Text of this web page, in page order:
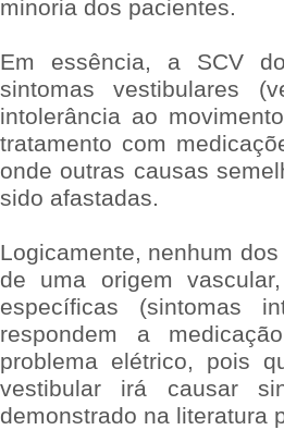
minoria dos pacientes.
Em essência, a SCV
sintomas vestibulares
intolerância ao
tratamento com
onde outras causas
sido afastadas.
Logicamente, nenhum
de uma origem
específicas (sintomas
respondem a
problema elétrico, pois
vestibular irá causar
demonstrado na literatura